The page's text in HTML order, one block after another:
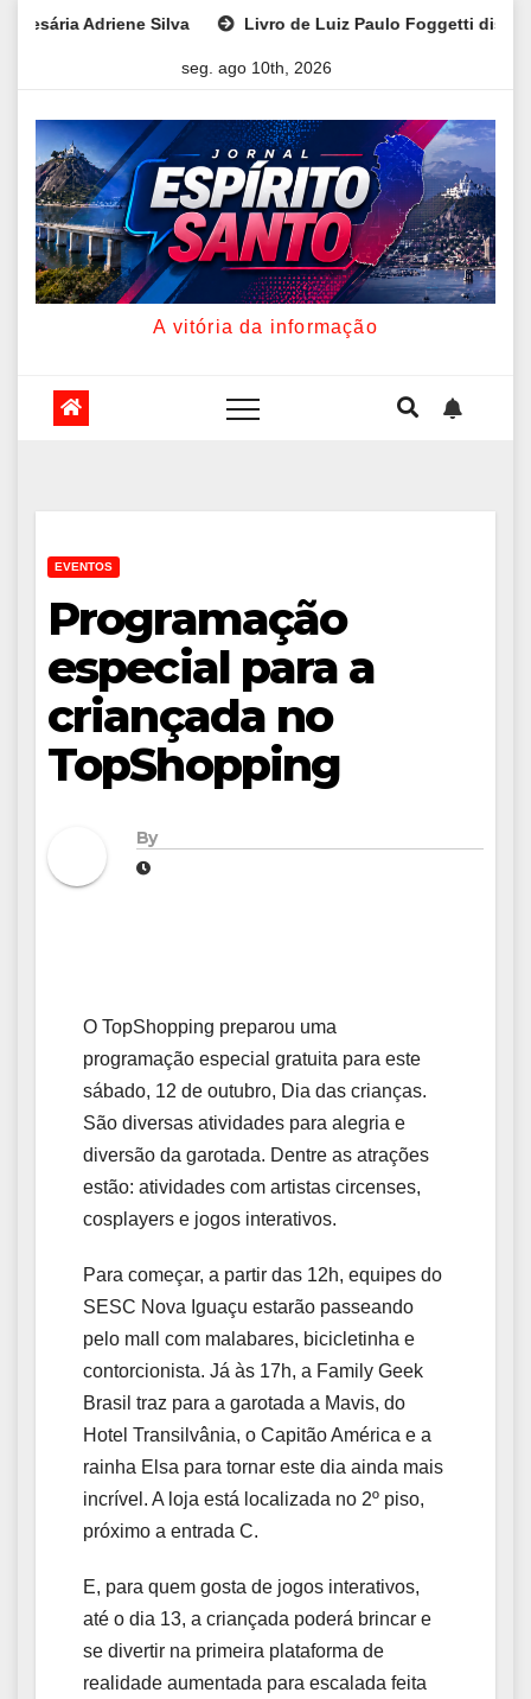
Silva Livro de Luiz Paulo Foggetti discute os
seg. ago 10th, 2026
A vitória da informação
EVENTOS
Programação
especial para a
criançada no
TopShopping
By
O TopShopping preparou uma
programação especial gratuita para este
sábado, 12 de outubro, Dia das crianças.
São diversas atividades para alegria e
diversão da garotada. Dentre as atrações
estão: atividades com artistas circenses,
cosplayers e jogos interativos.
Para começar, a partir das 12h, equipes do
SESC Nova Iguaçu estarão passeando
pelo mall com malabares, bicicletinha e
contorcionista. Já às 17h, a Family Geek
Brasil traz para a garotada a Mavis, do
Hotel Transilvânia, o Capitão América e a
rainha Elsa para tornar este dia ainda mais
incrível. A loja está localizada no 2º piso,
próximo a entrada C.
E, para quem gosta de jogos interativos,
até o dia 13, a criançada poderá brincar e
se divertir na primeira plataforma de
realidade aumentada para escalada feita